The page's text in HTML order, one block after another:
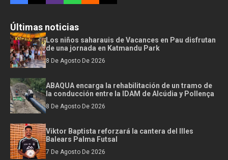
Últimas noticias
Los niños saharauis de Vacances en Pau disfrutan
de una jornada en Katmandu Park
8 De Agosto De 2026
ABAQUA encarga la rehabilitación de un tramo de
la conducción entre la IDAM de Alcúdia y Pollença
8 De Agosto De 2026
Viktor Baptista reforzará la cantera del Illes
Balears Palma Futsal
7 De Agosto De 2026